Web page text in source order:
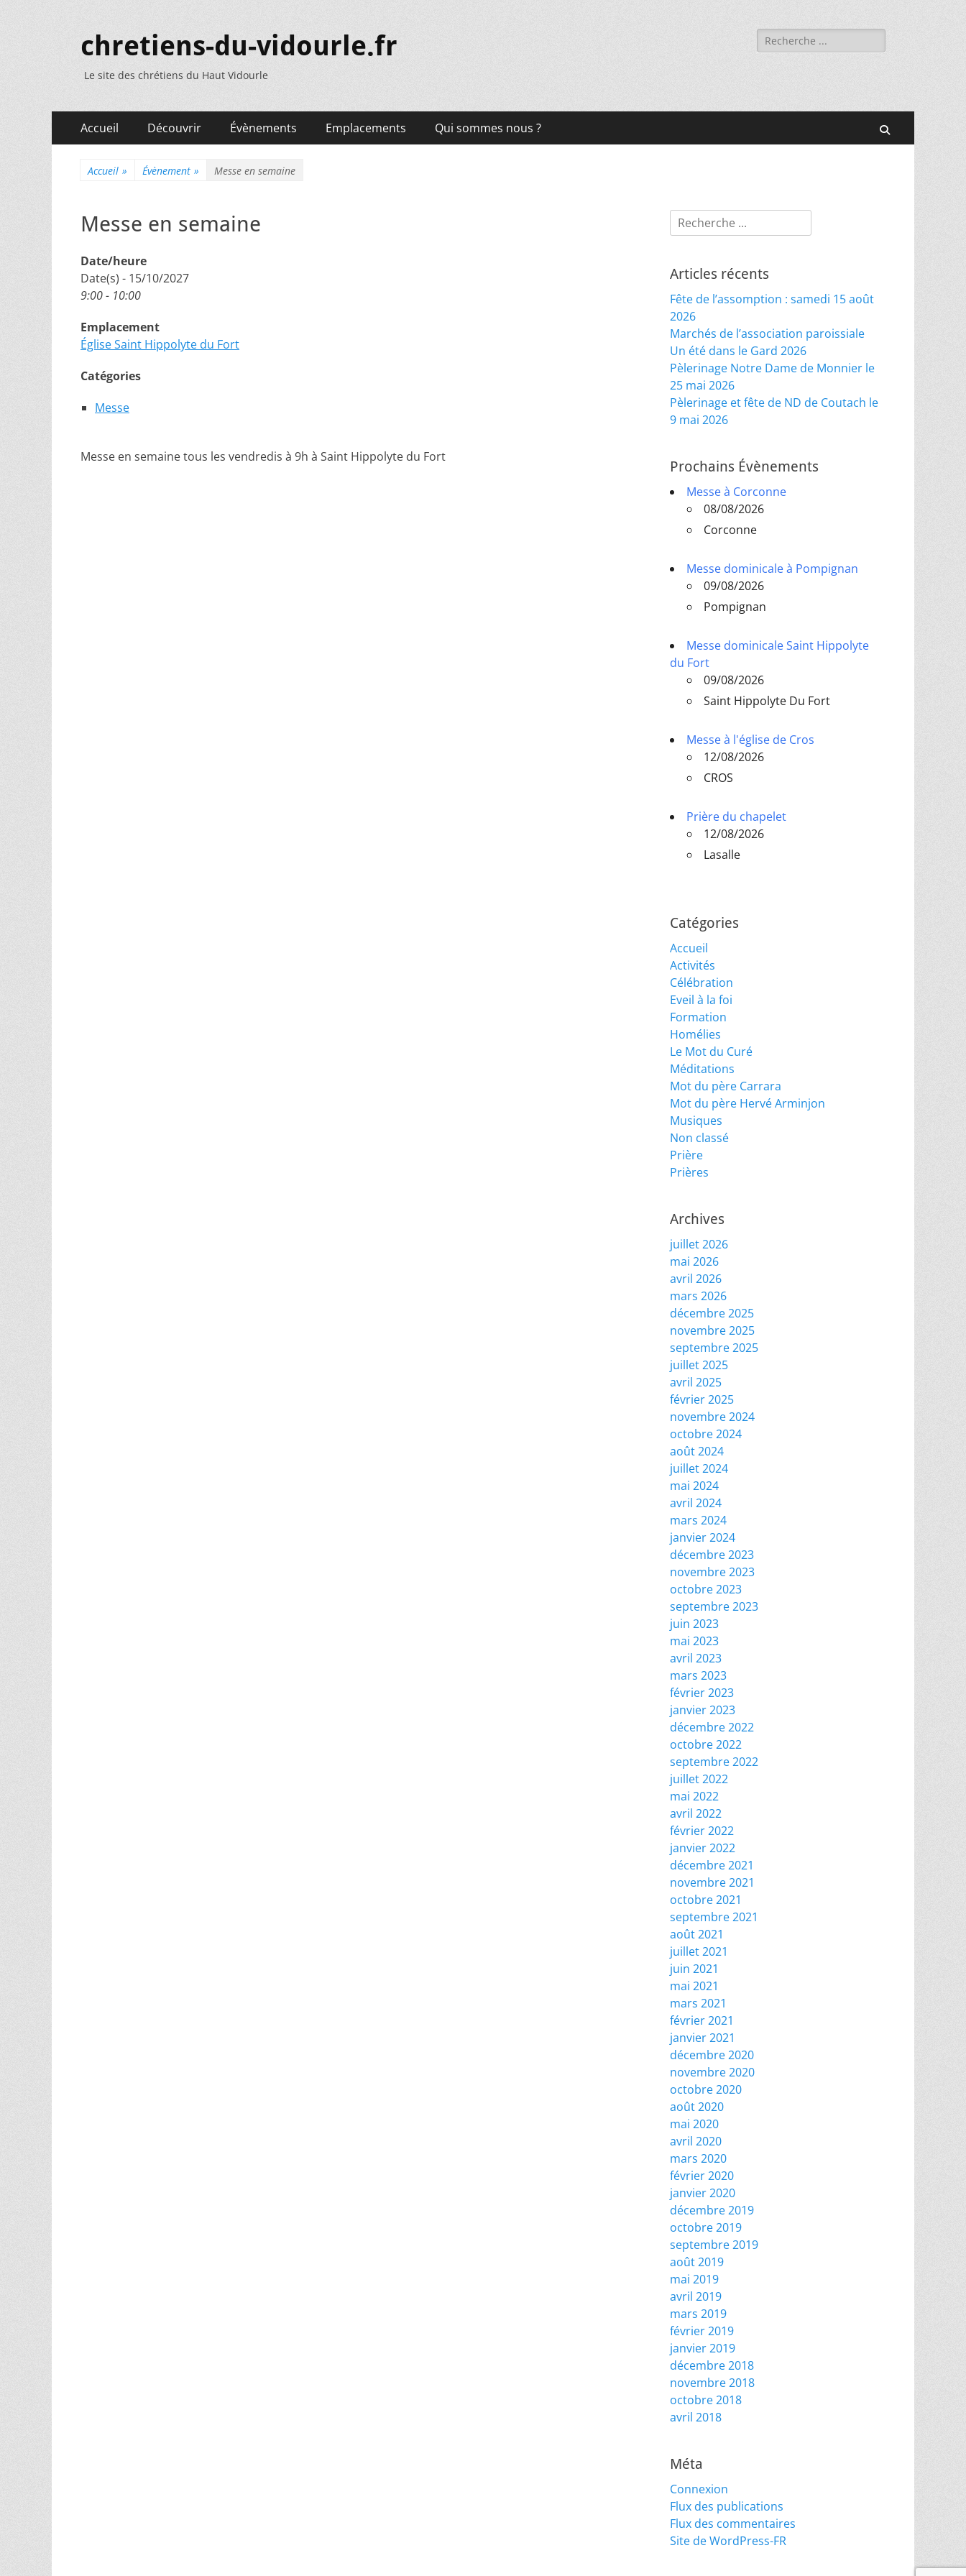
chretiens-du-vidourle.fr
Le site des chrétiens du Haut Vidourle
Rechercher :
Menu
principal
Accueil Découvrir Évènements Emplacements Qui sommes nous ?
Accueil » Évènement » Messe en semaine
Messe en semaine
Date/heure
Date(s) - 15/10/2027
9:00 - 10:00
Emplacement
Église Saint Hippolyte du Fort
Catégories
Messe
Messe en semaine tous les vendredis à 9h à Saint Hippolyte du Fort
Rechercher :
Articles récents
Fête de l’assomption : samedi 15 août
2026
Marchés de l’association paroissiale
Un été dans le Gard 2026
Pèlerinage Notre Dame de Monnier le
25 mai 2026
Pèlerinage et fête de ND de Coutach le
9 mai 2026
Prochains Évènements
Messe à Corconne
08/08/2026
Corconne
Messe dominicale à Pompignan
09/08/2026
Pompignan
Messe dominicale Saint Hippolyte
du Fort
09/08/2026
Saint Hippolyte Du Fort
Messe à l'église de Cros
12/08/2026
CROS
Prière du chapelet
12/08/2026
Lasalle
Catégories
Accueil
Activités
Célébration
Eveil à la foi
Formation
Homélies
Le Mot du Curé
Méditations
Mot du père Carrara
Mot du père Hervé Arminjon
Musiques
Non classé
Prière
Prières
Archives
juillet 2026
mai 2026
avril 2026
mars 2026
décembre 2025
novembre 2025
septembre 2025
juillet 2025
avril 2025
février 2025
novembre 2024
octobre 2024
août 2024
juillet 2024
mai 2024
avril 2024
mars 2024
janvier 2024
décembre 2023
novembre 2023
octobre 2023
septembre 2023
juin 2023
mai 2023
avril 2023
mars 2023
février 2023
janvier 2023
décembre 2022
octobre 2022
septembre 2022
juillet 2022
mai 2022
avril 2022
février 2022
janvier 2022
décembre 2021
novembre 2021
octobre 2021
septembre 2021
août 2021
juillet 2021
juin 2021
mai 2021
mars 2021
février 2021
janvier 2021
décembre 2020
novembre 2020
octobre 2020
août 2020
mai 2020
avril 2020
mars 2020
février 2020
janvier 2020
décembre 2019
octobre 2019
septembre 2019
août 2019
mai 2019
avril 2019
mars 2019
février 2019
janvier 2019
décembre 2018
novembre 2018
octobre 2018
avril 2018
Méta
Connexion
Flux des publications
Flux des commentaires
Site de WordPress-FR